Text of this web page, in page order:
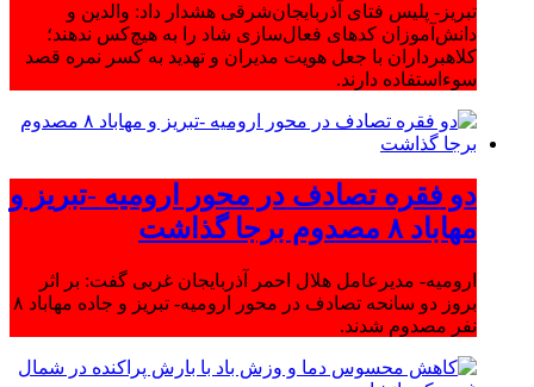
تبریز- پلیس فتای آذربایجان‌شرقی هشدار داد: والدین و
دانش‌آموزان کدهای فعال‌سازی شاد را به هیچ‌کس ندهند؛
کلاهبرداران با جعل هویت مدیران و تهدید به کسر نمره قصد
سوءاستفاده دارند.
دو فقره تصادف در محور ارومیه -تبریز و
مهاباد ۸ مصدوم برجا گذاشت
ارومیه- مدیرعامل هلال احمر آذربایجان غربی گفت: بر اثر
بروز دو سانحه تصادف در محور ارومیه- تبریز و جاده مهاباد ۸
نفر مصدوم شدند.